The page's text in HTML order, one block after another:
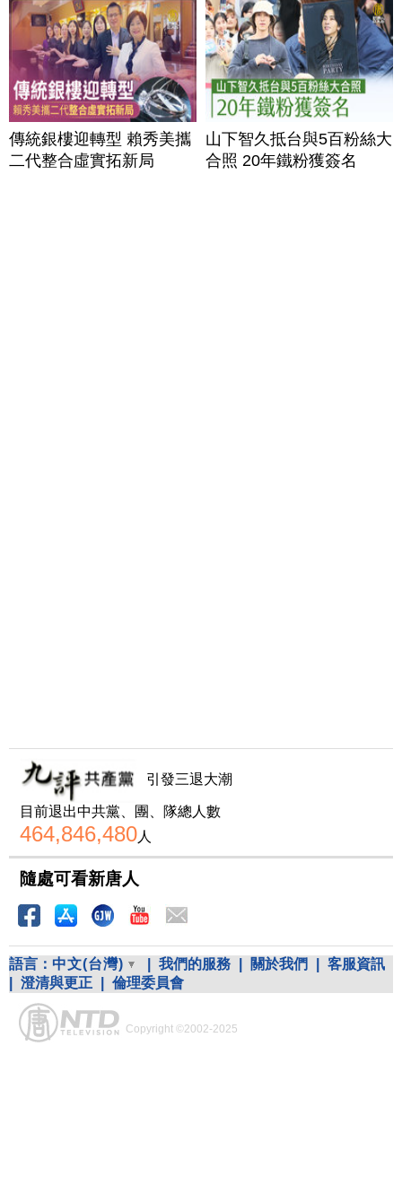
傳統銀樓迎轉型 賴秀美攜
二代整合虛實拓新局
山下智久抵台與5百粉絲大
合照 20年鐵粉獲簽名
引發三退大潮
目前退出中共黨、團、隊總人數
464,846,480人
隨處可看新唐人
語言： 中文(台灣) 我們的服務 關於我們
客服資訊
澄清與更正 倫理委員會
Copyright ©2002-2025